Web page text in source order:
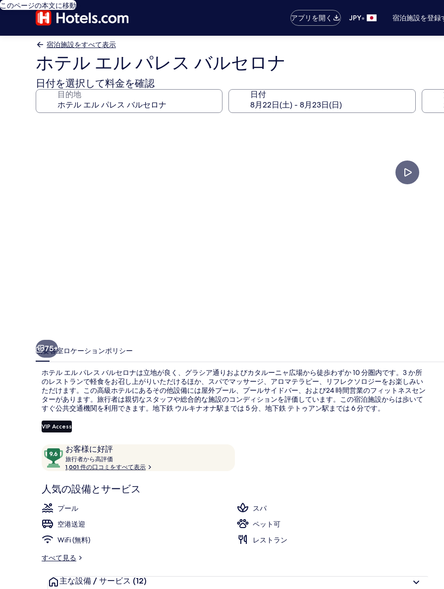
このページの本文に移動
アプリを開く
JPY• 宿泊施設を登録
宿泊施設をすべて表示
ホテル エル パレス バルセロナ
日付を選択して料金を確認
目的地 日付
写
真
ギ
ャ
ラ
リ
建物のデザ
75+
概要客室ロケーションポリシー
ホテル エル パレス バルセロナは立地が良く、グラシア通りおよびカタルーニャ広場から徒歩わずか 10 分圏内です。3 か所
のレストランで軽食をお召し上がりいただけるほか、スパでマッサージ、アロマテラピー、リフレクソロジーをお楽しみい
ただけます。この高級ホテルにあるその他設備には屋外プール、プールサイドバー、および24 時間営業のフィットネスセン
ターがあります。旅行者は親切なスタッフや総合的な施設のコンディションを評価しています。この宿泊施設からは歩いて
すぐ公共交通機関を利用できます。地下鉄 ウルキナオナ駅までは 5 分、地下鉄 テトゥアン駅までは 6 分です。
VIP Access
口
コ
ミ
お客様に好評
10
段
階
9.6、
客
様
に
評
の
旅行者から高評価
行
1,001 件の口コミをすべて表示
人気の設備とサービス
プール
スパ
空港送迎
ペット可
WiFi (無料)
レストラン
すべて見る
主な設備 / サービス (12)